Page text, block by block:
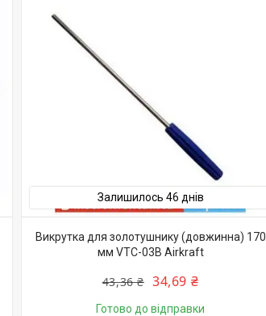
Залишилось 46 днів
Викрутка для золотушнику (довжинна) 170
мм VTC-03B Airkraft
43,36 ₴ 34,69 ₴
Готово до відправки